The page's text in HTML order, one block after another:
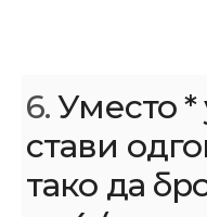
6.Уместо *
стави
тако да